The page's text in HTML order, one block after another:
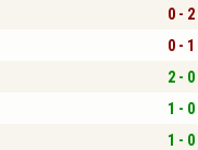
0 - 2
0 - 1
2 - 0
1 - 0
1 - 0